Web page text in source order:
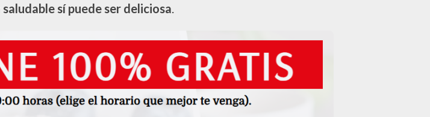
sí puede ser deliciosa